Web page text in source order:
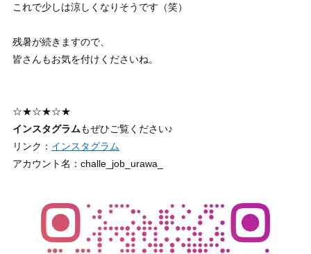
これで少しは涼しくなりそうです（笑）
残暑が続きますので、
皆さんもお気を付けくださいね。
☆★☆★☆★
インスタグラムもぜひご覧ください♪
リンク： インスタグラム
アカウント名：challe_job_urawa_